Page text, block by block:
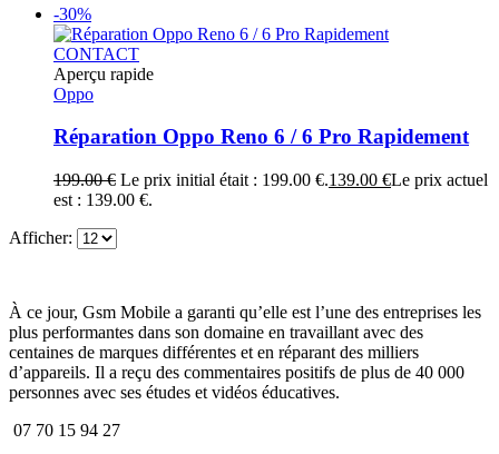
-30%
CONTACT
Aperçu rapide
Oppo
Réparation Oppo Reno 6 / 6 Pro Rapidement
199.00€ Le prix initial était : 199.00 €.139.00 €Le prix actuel
est : 139.00 €.
Afficher:
À ce jour, Gsm Mobile a garanti qu’elle est l’une des entreprises les
plus performantes dans son domaine en travaillant avec des
centaines de marques différentes et en réparant des milliers
d’appareils. Il a reçu des commentaires positifs de plus de 40 000
personnes avec ses études et vidéos éducatives.
07 70 15 94 27